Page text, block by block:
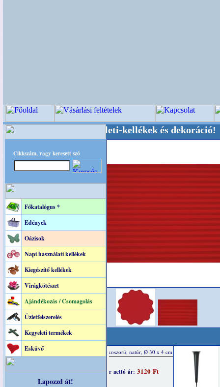
Cikkszám, vagy keresett szó
Főkatalógus *
Edények
Oázisok
Napi használati kellékek
Kiegészítő kellékek
Virágkötészet
Ajándékozás / Csomagolás
Üzletfelszerelés
Kegyeleti termékek
Esküvő
Lapozzd át!
, Kegyeleti-kellékek és dekoráció!